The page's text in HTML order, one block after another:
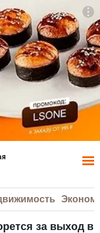
за выход в